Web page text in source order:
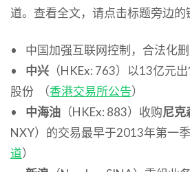
道。查看全文，请点击标题旁边的
• 中国加强互联网控制，合法化
• 中兴 （HKEx: 763）以13亿元
股份 （香港交易所公告）
• 中海油 （HKEx: 883）收购尼克
NXY）的交易最早于2013年第一
道）